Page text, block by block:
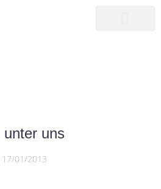
uns
17/01/2013